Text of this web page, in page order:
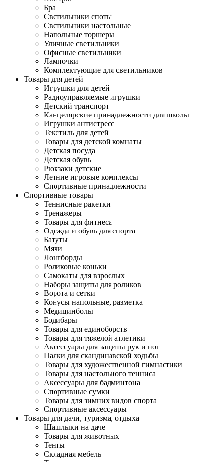
Бра
Светильники споты
Светильники настольные
Напольные торшеры
Уличные светильники
Офисные светильники
Лампочки
Комплектующие для светильников
Товары для детей
Игрушки для детей
Радиоуправляемые игрушки
Детский транспорт
Канцелярские принадлежности для школы
Игрушки антистресс
Текстиль для детей
Товары для детской комнаты
Детская посуда
Детская обувь
Рюкзаки детские
Летние игровые комплексы
Спортивные принадлежности
Спортивные товары
Теннисные ракетки
Тренажеры
Товары для фитнеса
Одежда и обувь для спорта
Батуты
Мячи
Лонгборды
Роликовые коньки
Самокаты для взрослых
Наборы защиты для роликов
Ворота и сетки
Конусы напольные, разметка
Медицинболы
Бодибары
Товары для единоборств
Товары для тяжелой атлетики
Аксессуары для защиты рук и ног
Палки для скандинавской ходьбы
Товары для художественной гимнастики
Товары для настольного тенниса
Аксессуары для бадминтона
Спортивные сумки
Товары для зимних видов спорта
Спортивные аксессуары
Товары для дачи, туризма, отдыха
Шашлыки на даче
Товары для животных
Тенты
Складная мебель